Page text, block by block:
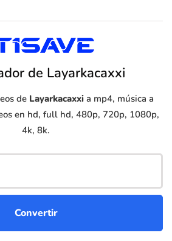
de Layarkacaxxi
de Layarkacaxxia mp4, música a
en hd, full hd, 480p, 720p, 1080p,
4k, 8k.